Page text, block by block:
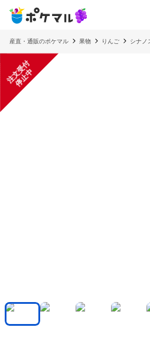
産直・通販のポケマル 果物 りんご シナノ
注
文
受
付
停
止
中